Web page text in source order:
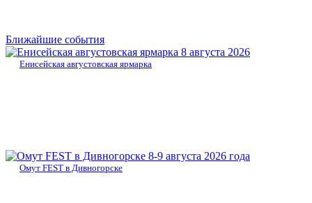
Ближайшие события
8 августа 2026
Енисейская августовская ярмарка
8-9 августа 2026 года
Омут FEST в Дивногорске